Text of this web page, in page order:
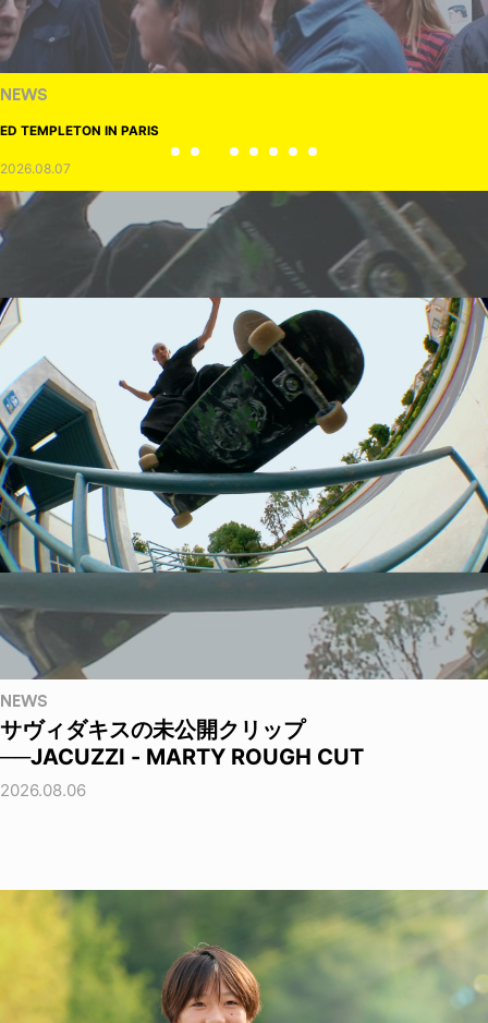
NEWS
ED TEMPLETON IN PARIS
2026.08.07
NEWS
サヴィダキスの未公開クリップ
──JACUZZI - MARTY ROUGH CUT
2026.08.06